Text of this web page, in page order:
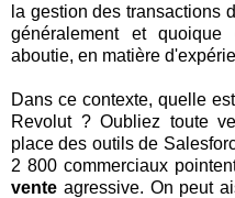
la gestion des transactions
généralement et
aboutie, en matière
Dans ce contexte, quelle
Revolut ? Oubliez toute
place des outils de
2 800 commerciaux
vente agressive. On peut